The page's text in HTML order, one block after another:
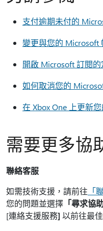
支付逾期未付的
變更與您的 Microsoft
開啟 Microsoft 訂閱
如何取消您的
在 Xbox One 上更新
需要更多協
聯絡客服
如需技術支援，請前往 「
您的問題並選擇 「尋求協
[連絡支援服務] 以前往最